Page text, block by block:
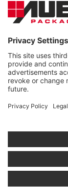
Právě
soukromé
zákona právo